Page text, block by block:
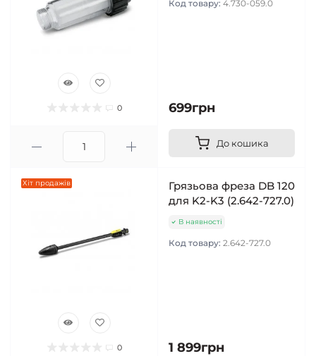
0
Код товару: 4.730-059.0
699грн
До кошика
Хіт продажів
0
Грязьова фреза DB 120
для K2-K3 (2.642-727.0)
В наявності
Код товару: 2.642-727.0
1 899грн